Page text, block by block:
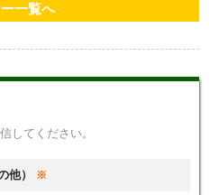
一覧へ
してください。
他） ※